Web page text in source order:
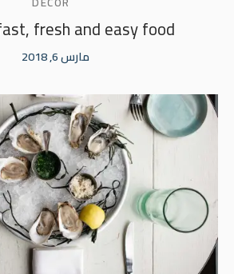
fresh and easy food
مارس 6, 2018